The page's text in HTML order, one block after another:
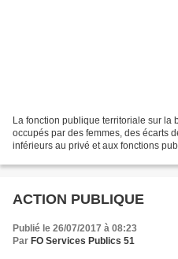
La fonction publique territoriale sur la
occupés par des femmes, des écarts
inférieurs au privé et aux fonctions
ACTION PUBLIQUE
Publié le 26/07/2017 à 08:23
Par FO Services Publics 51